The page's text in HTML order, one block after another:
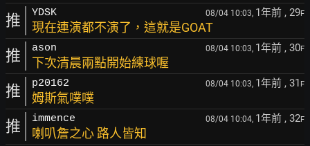
推 YDSK 08/04 10:03, 1年前 , 29F
現在連演都不演了，這就是GOAT
推 ason 08/04 10:03, 1年前 , 30F
下次清晨兩點開始練球喔
推 p20162 08/04 10:03, 1年前 , 31 F
姆斯氣噗噗
推 immence 08/04 10:04, 1年前 , 32F
喇叭詹之心 路人皆知